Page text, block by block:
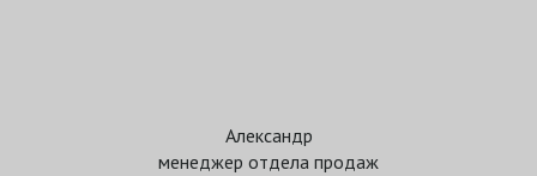
Александр
менеджер отдела продаж